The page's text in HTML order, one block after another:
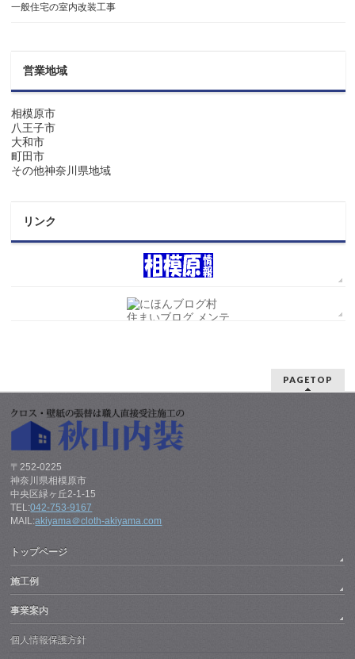
一般住宅の室内改装工事
営業地域
相模原市
八王子市
大和市
町田市
その他神奈川県地域
リンク
PAGETOP
〒252-0225
神奈川県相模原市
中央区緑ヶ丘2-1-15
TEL:042-753-9167
MAIL:akiyama＠cloth-akiyama.com
トップページ
施工例
事業案内
個人情報保護方針